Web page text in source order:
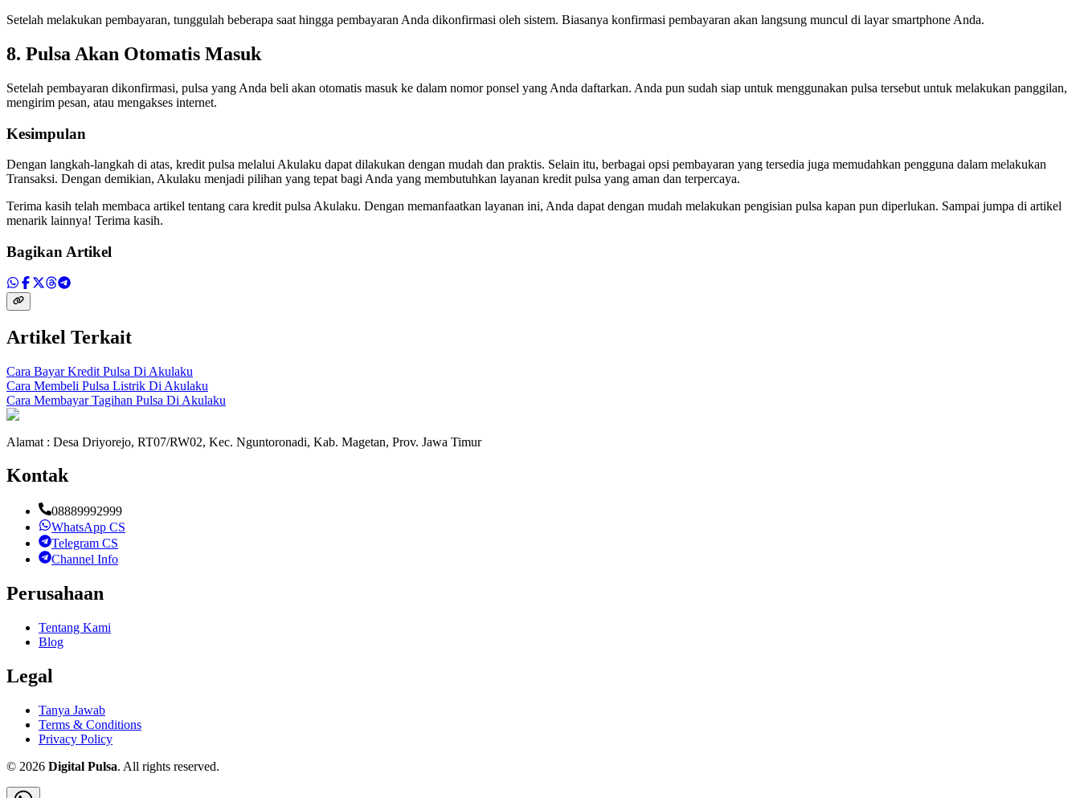
Setelah melakukan pembayaran, tunggulah beberapa saat hingga pembayaran Anda dikonfirmasi oleh sistem. Biasanya konfirmasi pembayaran akan langsung muncul di layar smartphone Anda.
8. Pulsa Akan Otomatis Masuk
Setelah pembayaran dikonfirmasi, pulsa yang Anda beli akan otomatis masuk ke dalam nomor ponsel yang Anda daftarkan. Anda pun sudah siap untuk menggunakan pulsa tersebut untuk melakukan panggilan,
mengirim pesan, atau mengakses internet.
Kesimpulan
Dengan langkah-langkah di atas, kredit pulsa melalui Akulaku dapat dilakukan dengan mudah dan praktis. Selain itu, berbagai opsi pembayaran yang tersedia juga memudahkan pengguna dalam melakukan
Transaksi. Dengan demikian, Akulaku menjadi pilihan yang tepat bagi Anda yang membutuhkan layanan kredit pulsa yang aman dan terpercaya.
Terima kasih telah membaca artikel tentang cara kredit pulsa Akulaku. Dengan memanfaatkan layanan ini, Anda dapat dengan mudah melakukan pengisian pulsa kapan pun diperlukan. Sampai jumpa di artikel
menarik lainnya! Terima kasih.
Bagikan Artikel
Artikel Terkait
Cara Bayar Kredit Pulsa Di Akulaku
Cara Membeli Pulsa Listrik Di Akulaku
Cara Membayar Tagihan Pulsa Di Akulaku
Alamat : Desa Driyorejo, RT07/RW02, Kec. Nguntoronadi, Kab. Magetan, Prov. Jawa Timur
Kontak
08889992999
WhatsApp CS
Telegram CS
Channel Info
Perusahaan
Tentang Kami
Blog
Legal
Tanya Jawab
Terms & Conditions
Privacy Policy
© 2026 Digital Pulsa. All rights reserved.